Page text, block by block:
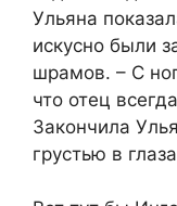
Ульяна
искусно были
шрамов. – С
что отец
Закончила
грустью в